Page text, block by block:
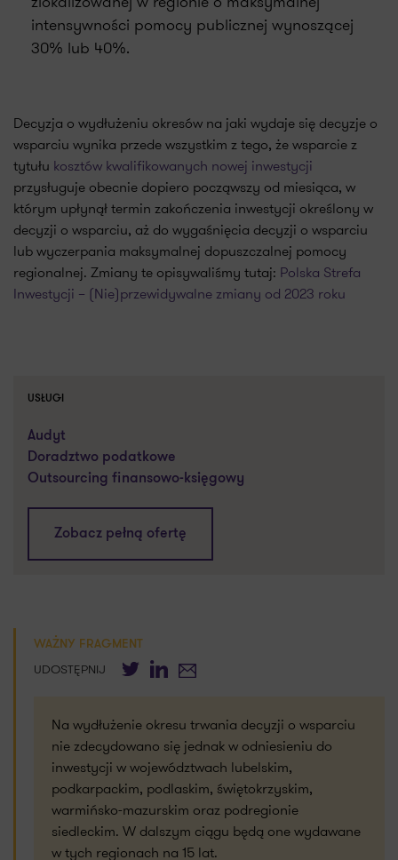
intensywności pomocy publicznej wynoszącej
30% lub 40%.
Decyzja o wydłużeniu okresów na jaki wydaje się decyzje o
wsparciu wynika przede wszystkim z tego, że wsparcie z
tytułu kosztów kwalifikowanych nowej inwestycji
przysługuje obecnie dopiero począwszy od miesiąca, w
którym upłynął termin zakończenia inwestycji określony w
decyzji o wsparciu, aż do wygaśnięcia decyzji o wsparciu
lub wyczerpania maksymalnej dopuszczalnej pomocy
regionalnej. Zmiany te opisywaliśmy tutaj: Polska Strefa
Inwestycji – (Nie)przewidywalne zmiany od 2023 roku
USŁUGI
Audyt
Doradztwo podatkowe
Outsourcing finansowo-księgowy
Zobacz pełną ofertę
WAŻNY FRAGMENT
UDOSTĘPNIJ TwitterLinkedIn
E-mail
Na wydłużenie okresu trwania decyzji o wsparciu
nie zdecydowano się jednak w odniesieniu do
inwestycji w województwach lubelskim,
podkarpackim, podlaskim, świętokrzyskim,
warmińsko-mazurskim oraz podregionie
siedleckim. W dalszym ciągu będą one wydawane
w tych regionach na 15 lat.